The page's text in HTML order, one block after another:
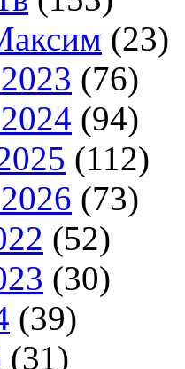
(23)
(76)
(94)
(112)
(73)
(52)
(30)
(39)
(31)